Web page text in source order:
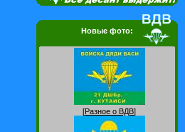
Новые фото:
[Разное о ВДВ]